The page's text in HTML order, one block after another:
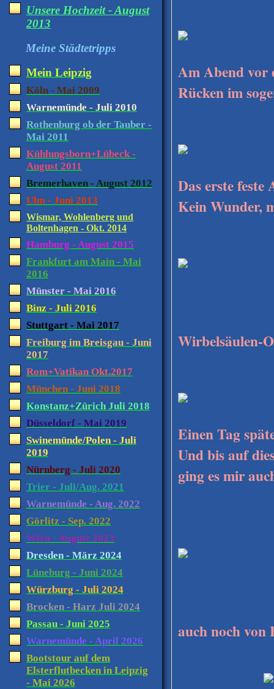
Unsere Hochzeit - August
2013
Meine Städtetripps
Mein Leipzig
Köln - Mai 2009
Warnemünde - Juli 2010
Rothenburg ob der Tauber -
Mai 2011
Kühlungsborn+Lübeck -
August 2011
Bremerhaven - August 2012
Ulm - Juni 2013
Wismar, Wohlenberg und
Boltenhagen - Okt. 2014
Hamburg - August 2015
Frankfurt am Main - Mai
2016
Münster - Mai 2016
Binz - Juli 2016
Stuttgart - Mai 2017
Freiburg im Breisgau - Juni
2017
Rom+Vatikan Okt.2017
München - Juni 2018
Konstanz+Zürich Juli 2018
Düsseldorf - Mai 2019
Swinemünde/Polen - Juli
2019
Nürnberg - Juli 2020
Trier - Juli/Aug. 2021
Warnemünde - Aug. 2022
Görlitz - Sep. 2022
Wien - August 2023
Dresden - März 2024
Lüneburg - Juni 2024
Würzburg - Juli 2024
Brocken - Harz Juli 2024
Passau - Juni 2025
Warnemünde - April 2026
Bootstour auf dem
Elsterflutbecken in Leipzig
- Mai 2026
Am Abend vor
Rücken im
Das erste feste
Kein Wunder,
Wirbelsäulen-
Einen Tag
Und bis auf
ging es mir
auch noch von